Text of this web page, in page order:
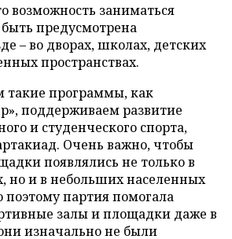
возможность заниматься
предусмотрена
– во дворах, школах, детских
пространствах.
программы, как
поддерживаем развитие
и студенческого спорта,
Очень важно, чтобы
появлялись не только в
но и в небольших населенных
партия помогала
залы и площадки даже в
изначально не были